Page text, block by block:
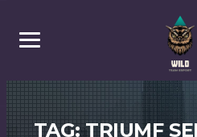
TAG: TRIUMF